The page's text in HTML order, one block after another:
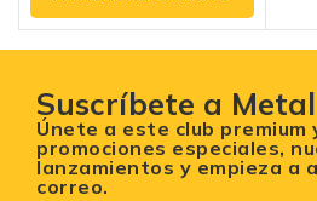
5
Suscríbete a
Únete a este club premium
promociones especiales,
lanzamientos y empieza a
correo.